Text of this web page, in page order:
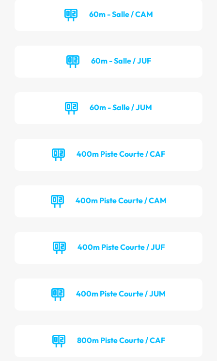
60m - Salle / CAM
60m - Salle / JUF
60m - Salle / JUM
400m Piste Courte / CAF
400m Piste Courte / CAM
400m Piste Courte / JUF
400m Piste Courte / JUM
800m Piste Courte / CAF